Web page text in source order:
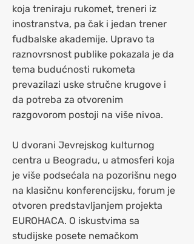
koja treniraju rukomet, treneri iz
inostranstva, pa čak i jedan trener
fudbalske akademije. Upravo ta
raznovrsnost publike pokazala je da
tema budućnosti rukometa
prevazilazi uske stručne krugove i
da potreba za otvorenim
razgovorom postoji na više nivoa.
U dvorani Jevrejskog kulturnog
centra u Beogradu, u atmosferi koja
je više podsećala na pozorišnu nego
na klasičnu konferencijsku, forum je
otvoren predstavljanjem projekta
EUROHACA. O iskustvima sa
studijske posete nemačkom